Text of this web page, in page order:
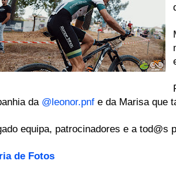
da @leonor.pnf e da Marisa que
equipa, patrocinadores e a tod@s
de Fotos